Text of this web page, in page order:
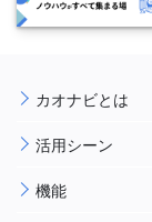
カオナビとは
活用シーン
機能